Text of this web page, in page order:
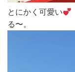
とにかく可愛い
る〜。